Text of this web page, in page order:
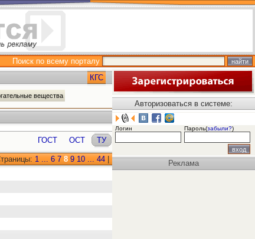
Поиск по всему порталу
КГС
вещества
ГОСТ ОСТ ТУ
1 ... 6 7 8 9 10 ... 44
Авторизоваться в системе:
Логин Пароль(забыли?)
Реклама